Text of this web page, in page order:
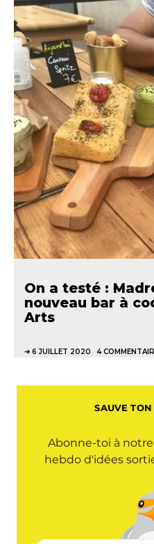
On a testé :
nouveau bar à
Arts
6 JUILLET 2020 4
SAUVE
Abonne-toi à
hebdo d'idées